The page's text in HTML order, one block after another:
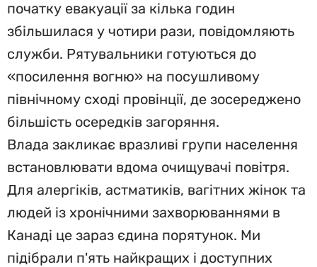
початку евакуації за кілька годин
збільшилася у чотири рази, повідомляють
служби. Рятувальники готуються до
«посилення вогню» на посушливому
північному сході провінції, де зосереджено
більшість осередків загоряння.
Влада закликає вразливі групи населення
встановлювати вдома очищувачі повітря.
Для алергіків, астматиків, вагітних жінок та
людей із хронічними захворюваннями в
Канаді це зараз єдина порятунок. Ми
підібрали п'ять найкращих і доступних